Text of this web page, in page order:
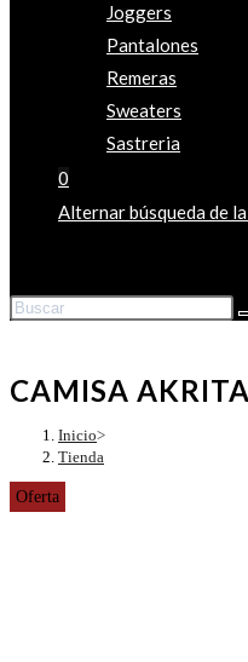
Joggers
Pantalones
Remeras
Sweaters
Sastreria
0
Alternar búsqueda de
CAMISA
Inicio>
Tienda
Oferta